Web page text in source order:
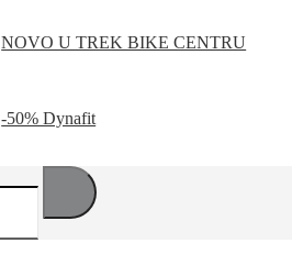
NOVO U TREK BIKE CENTRU
-50% Dynafit